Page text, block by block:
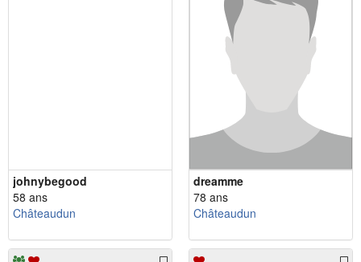
johnybegood
58 ans
Châteaudun
dreamme
78 ans
Châteaudun